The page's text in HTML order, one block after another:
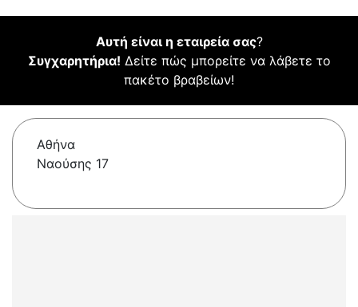
Αυτή είναι η εταιρεία σας?
Συγχαρητήρια! Δείτε πώς μπορείτε να λάβετε το
πακέτο βραβείων!
Αθήνα
Ναούσης 17